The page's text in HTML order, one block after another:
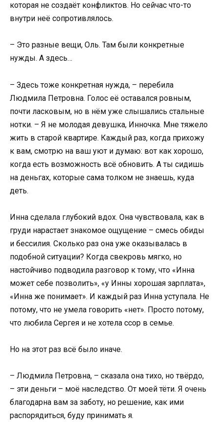
которая не создаёт конфликтов. Но сейчас что-то
внутри неё сопротивлялось.
– Это разные вещи, Оль. Там были конкретные
нужды. А здесь…
– Здесь тоже конкретная нужда, – перебила
Людмила Петровна. Голос её оставался ровным,
почти ласковым, но в нём уже слышались стальные
нотки. – Я не молодая девушка, Инночка. Мне тяжело
жить в старой квартире. Каждый раз, когда прихожу
к вам, смотрю на ваш уют и думаю: вот как хорошо,
когда есть возможность всё обновить. А ты сидишь
на деньгах, которые сама толком не знаешь, куда
деть.
Инна сделала глубокий вдох. Она чувствовала, как в
груди нарастает знакомое ощущение – смесь обиды
и бессилия. Сколько раз она уже оказывалась в
подобной ситуации? Когда свекровь мягко, но
настойчиво подводила разговор к тому, что «Инна
может себе позволить», «у Инны хорошая зарплата»,
«Инна же понимает». И каждый раз Инна уступала. Не
потому, что не умела говорить «нет». Просто потому,
что любила Сергея и не хотела ссор в семье.
Но на этот раз всё было иначе.
– Людмила Петровна, – сказала она тихо, но твёрдо,
– эти деньги – моё наследство. От моей тёти. Я очень
благодарна вам за заботу, но решение, как ими
распорядиться, буду принимать я.